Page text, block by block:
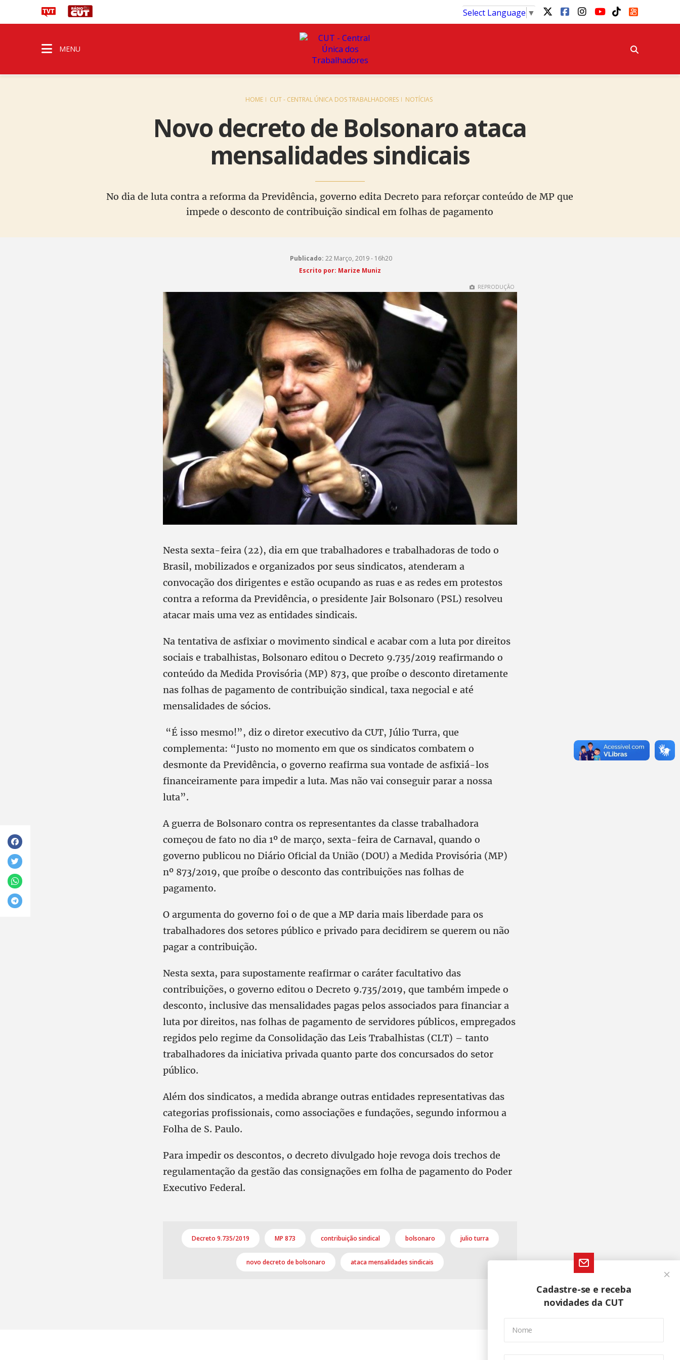
Select Language ▼
MENU
HOME CUT - CENTRAL ÚNICA DOS TRABALHADORES NOTÍCIAS
Novo decreto de Bolsonaro ataca
mensalidades sindicais
No dia de luta contra a reforma da Previdência, governo edita Decreto para reforçar conteúdo de MP que
impede o desconto de contribuição sindical em folhas de pagamento
Publicado: 22 Março, 2019 - 16h20
Escrito por: Marize Muniz
REPRODUÇÃO
Nesta sexta-feira (22), dia em que trabalhadores e trabalhadoras de todo o
Brasil, mobilizados e organizados por seus sindicatos, atenderam a
convocação dos dirigentes e estão ocupando as ruas e as redes em protestos
contra a reforma da Previdência, o presidente Jair Bolsonaro (PSL) resolveu
atacar mais uma vez as entidades sindicais.
Na tentativa de asfixiar o movimento sindical e acabar com a luta por direitos
sociais e trabalhistas, Bolsonaro editou o Decreto 9.735/2019 reafirmando o
conteúdo da Medida Provisória (MP) 873, que proíbe o desconto diretamente
nas folhas de pagamento de contribuição sindical, taxa negocial e até
mensalidades de sócios.
“É isso mesmo!”, diz o diretor executivo da CUT, Júlio Turra, que
complementa: “Justo no momento em que os sindicatos combatem o
desmonte da Previdência, o governo reafirma sua vontade de asfixiá-los
financeiramente para impedir a luta. Mas não vai conseguir parar a nossa
luta”.
A guerra de Bolsonaro contra os representantes da classe trabalhadora
começou de fato no dia 1º de março, sexta-feira de Carnaval, quando o
governo publicou no Diário Oficial da União (DOU) a Medida Provisória (MP)
nº 873/2019, que proíbe o desconto das contribuições nas folhas de
pagamento.
O argumenta do governo foi o de que a MP daria mais liberdade para os
trabalhadores dos setores público e privado para decidirem se querem ou não
pagar a contribuição.
Nesta sexta, para supostamente reafirmar o caráter facultativo das
contribuições, o governo editou o Decreto 9.735/2019, que também impede o
desconto, inclusive das mensalidades pagas pelos associados para financiar a
luta por direitos, nas folhas de pagamento de servidores públicos, empregados
regidos pelo regime da Consolidação das Leis Trabalhistas (CLT) – tanto
trabalhadores da iniciativa privada quanto parte dos concursados do setor
público.
Além dos sindicatos, a medida abrange outras entidades representativas das
categorias profissionais, como associações e fundações, segundo informou a
Folha de S. Paulo.
Para impedir os descontos, o decreto divulgado hoje revoga dois trechos de
regulamentação da gestão das consignações em folha de pagamento do Poder
Executivo Federal.
Decreto 9.735/2019 MP 873 contribuição sindical bolsonaro julio turra
novo decreto de bolsonaro ataca mensalidades sindicais
Cadastre-se e receba
novidades da CUT
Nome